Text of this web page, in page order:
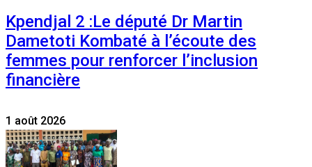
Kpendjal 2 :Le député Dr Martin
Dametoti Kombaté à l’écoute des
femmes pour renforcer l’inclusion
financière
1 août 2026